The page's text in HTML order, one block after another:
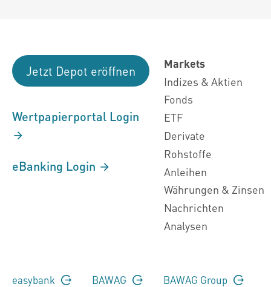
Jetzt Depot eröffnen
Wertpapierportal Login
eBanking Login
Markets
Indizes & Aktien
Fonds
ETF
Derivate
Rohstoffe
Anleihen
Währungen & Zinsen
Nachrichten
Analysen
easybank BAWAG BAWAG Group